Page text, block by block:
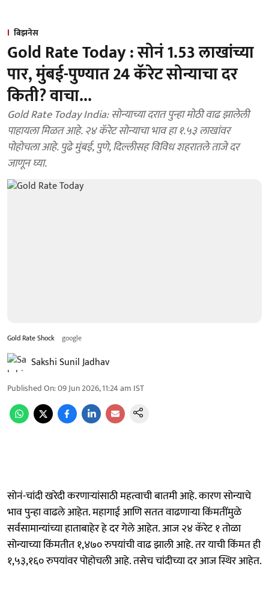
बिझनेस
Gold Rate Today : सोनं 1.53 लाखांच्या
पार, मुंबई-पुण्यात 24 कॅरेट सोन्याचा दर
किती? वाचा...
Gold Rate Today India: सोन्याच्या दरात पुन्हा मोठी वाढ झालेली
पाहायला मिळत आहे. २४ कॅरेट सोन्याचा भाव हा १.५३ लाखांवर
पोहोचला आहे. पुढे मुंबई, पुणे, दिल्लीसह विविध शहरातले ताजे दर
जाणून घ्या.
Gold Rate Shock google
Sakshi Sunil Jadhav
Published On:09 Jun 2026, 11:24 am IST
सोनं-चांदी खरेदी करणाऱ्यांसाठी महत्वाची बातमी आहे. कारण सोन्याचे
भाव पुन्हा वाढले आहेत. महागाई आणि सतत वाढणाऱ्या किंमतींमुळे
सर्वसामान्यांच्या हाताबाहेर हे दर गेले आहेत. आज २४ कॅरेट १ तोळा
सोन्याच्या किंमतीत १,४७० रुपयांची वाढ झाली आहे. तर याची किंमत ही
१,५३,१६० रुपयांवर पोहोचली आहे. तसेच चांदीच्या दर आज स्थिर आहेत.